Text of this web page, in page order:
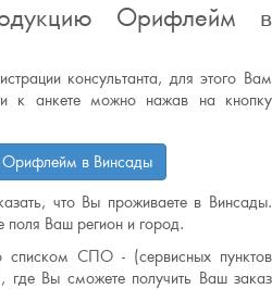
Орифлейм в
консультанта, для этого Вам
к анкете можно нажав на кнопку
Орифлейм в Винсады
что Вы проживаете в Винсады.
поля Ваш регион и город.
списком СПО - (сервисных пунктов
Вы сможете получить Ваш заказ